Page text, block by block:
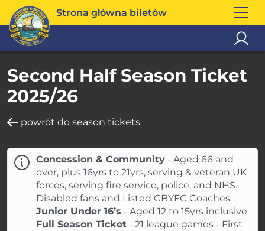
Strona główna biletów
Second Half Season Ticket
2025/26
powrót do season tickets
Concession & Community - Aged 66 and
over, plus 16yrs to 21yrs, serving & veteran UK
forces, serving fire service, police, and NHS.
Disabled fans and Listed GBYFC Coaches
Junior Under 16’s - Aged 12 to 15yrs inclusive
Full Season Ticket - 21 league games - First